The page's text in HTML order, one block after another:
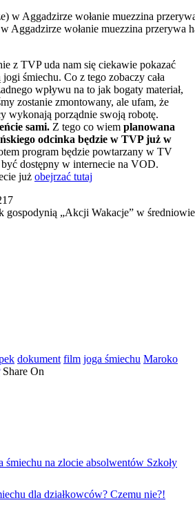
Aggadzirze wołanie muezzina przerywa
z TVP uda nam się ciekawie pokazać
śmiechu. Co z tego zobaczy cała
wpływu na to jak bogaty materiał,
zostanie zmontowany, ale ufam, że
wykonają porządnie swoją robotę.
sami. Z tego co wiem planowana
odcinka będzie w TVP już w
program będzie powtarzany w TV
dostępny w internecie na VOD.
już obejrzać tutaj
gospodynią „Akcji Wakacje” w
dokument film joga śmiechu Maroko
Share On
śmiechu na zlocie absolwentów Szkoły
dla działkowców? Czemu nie?!